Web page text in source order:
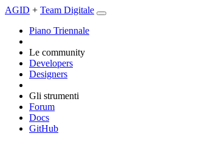
AGID + Team Digitale
Piano Triennale
Le community
Developers
Designers
Gli strumenti
Forum
Docs
GitHub